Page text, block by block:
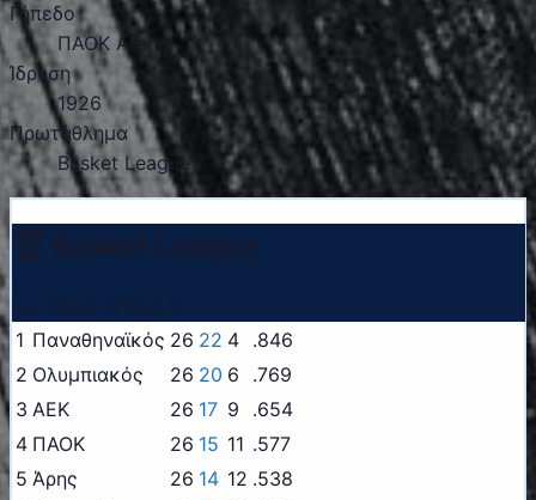
Γήπεδο
ΠΑΟΚ Arena
Ίδρυση
1926
Πρωτάθλημα
Basket League
Αγ. Νίκες Ήττες %
1 Παναθηναϊκός 26 22 4
.846
2 Ολυμπιακός 26 20 6
.769
3 ΑΕΚ 26 17 9
.654
4 ΠΑΟΚ 26 15 11 .577
5 Άρης 26 14 12 .538